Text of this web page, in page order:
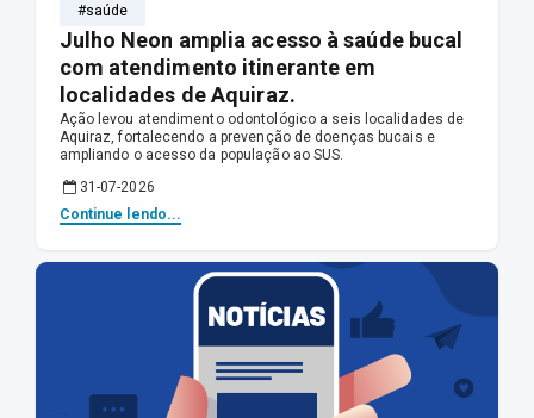
#saúde
Julho Neon amplia acesso à saúde bucal
com atendimento itinerante em
localidades de Aquiraz.
Ação levou atendimento odontológico a seis localidades de
Aquiraz, fortalecendo a prevenção de doenças bucais e
ampliando o acesso da população ao SUS.
31-07-2026
Continue lendo...